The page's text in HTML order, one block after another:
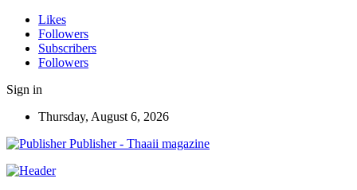
Likes
Followers
Subscribers
Followers
Sign in
Thursday, August 6, 2026
Publisher - Thaaii magazine